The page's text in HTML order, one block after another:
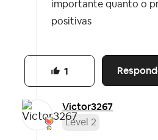
importante quanto o
positivas
1
Victor3267
Level 2